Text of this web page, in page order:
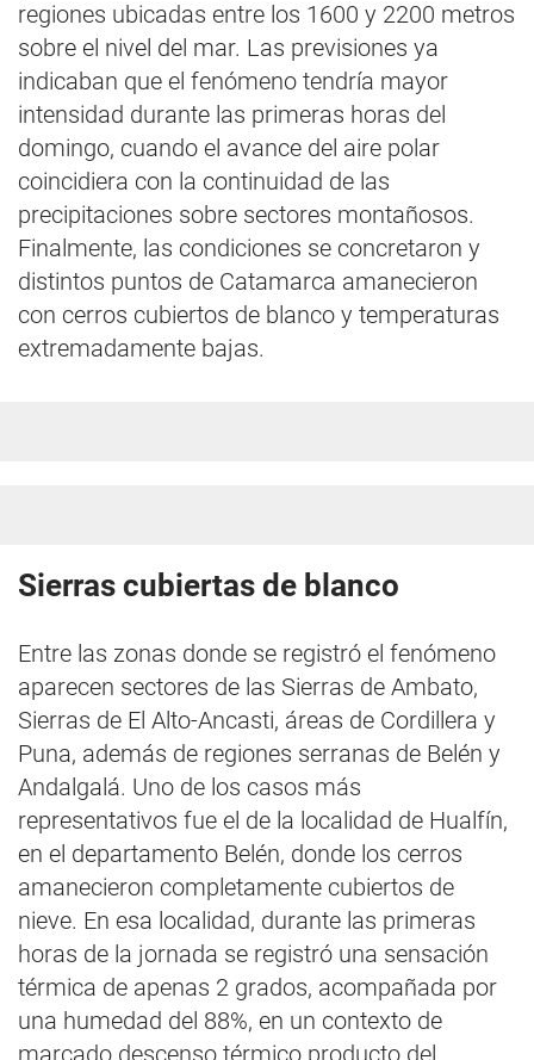
regiones ubicadas entre los 1600 y 2200 metros
sobre el nivel del mar. Las previsiones ya
indicaban que el fenómeno tendría mayor
intensidad durante las primeras horas del
domingo, cuando el avance del aire polar
coincidiera con la continuidad de las
precipitaciones sobre sectores montañosos.
Finalmente, las condiciones se concretaron y
distintos puntos de Catamarca amanecieron
con cerros cubiertos de blanco y temperaturas
extremadamente bajas.
Sierras cubiertas de blanco
Entre las zonas donde se registró el fenómeno
aparecen sectores de las Sierras de Ambato,
Sierras de El Alto-Ancasti, áreas de Cordillera y
Puna, además de regiones serranas de Belén y
Andalgalá. Uno de los casos más
representativos fue el de la localidad de Hualfín,
en el departamento Belén, donde los cerros
amanecieron completamente cubiertos de
nieve. En esa localidad, durante las primeras
horas de la jornada se registró una sensación
térmica de apenas 2 grados, acompañada por
una humedad del 88%, en un contexto de